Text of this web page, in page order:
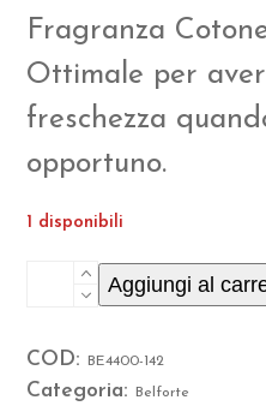
Fragranza
Ottimale per
freschezza
opportuno.
1 disponibili
Spray
100
Aggiungi al
COD: BE4400-142
Categoria: Belforte